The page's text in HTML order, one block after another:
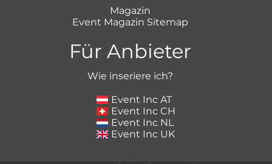
Magazin
Event Magazin Sitemap
Für Anbieter
Wie inseriere ich?
Event Inc AT
Event Inc CH
Event Inc NL
Event Inc UK